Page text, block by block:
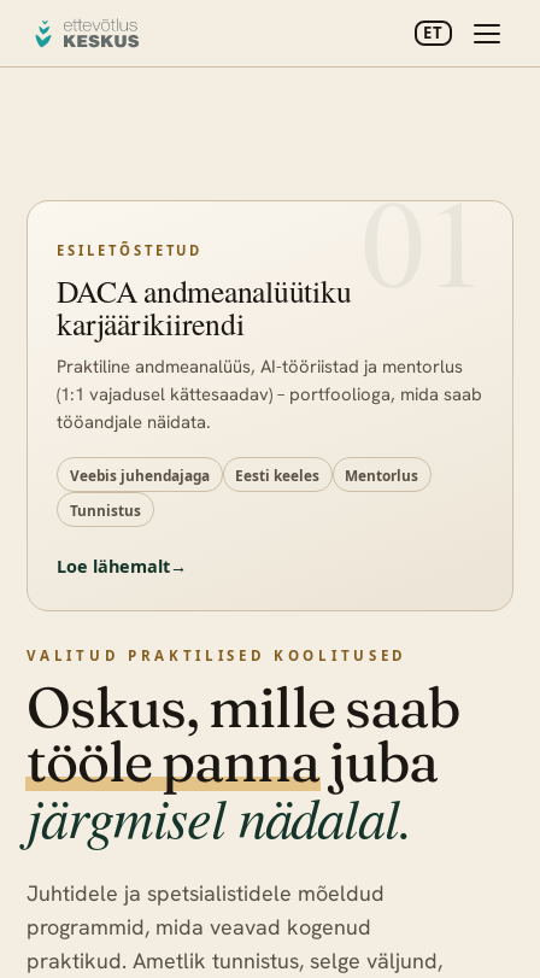
ET
VALITUD PRAKTILISED KOOLITUSED
Oskus, mille saab
tööle pannajuba
järgmisel nädalal.
Juhtidele ja spetsialistidele mõeldud
programmid, mida veavad kogenud
praktikud. Ametlik tunnistus, selge väljund,
ESILETÕSTETUD
DACA andmeanalüütiku
karjäärikiirendi
Praktiline andmeanalüüs, AI-tööriistad ja mentorlus
(1:1 vajadusel kättesaadav) – portfoolioga, mida saab
tööandjale näidata.
Veebis juhendajaga Eesti keeles
Mentorlus
Tunnistus
Loe lähemalt→